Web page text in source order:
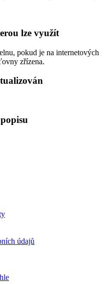
lze využít
pokud je na internetových
zřízena.
údajů